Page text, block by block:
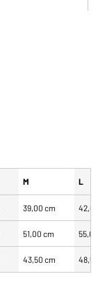
M L
39,00 cm
51,00 cm
43,50 cm